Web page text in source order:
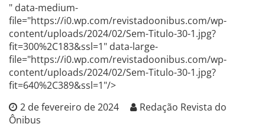
" data-medium-
file="https://i0.wp.com/revistadoonibus.com/wp-
content/uploads/2024/02/Sem-Titulo-30-1.jpg?
fit=300%2C183&ssl=1" data-large-
file="https://i0.wp.com/revistadoonibus.com/wp-
content/uploads/2024/02/Sem-Titulo-30-1.jpg?
fit=640%2C389&ssl=1"/>
2 de fevereiro de 2024
Redação Revista do
Ônibus